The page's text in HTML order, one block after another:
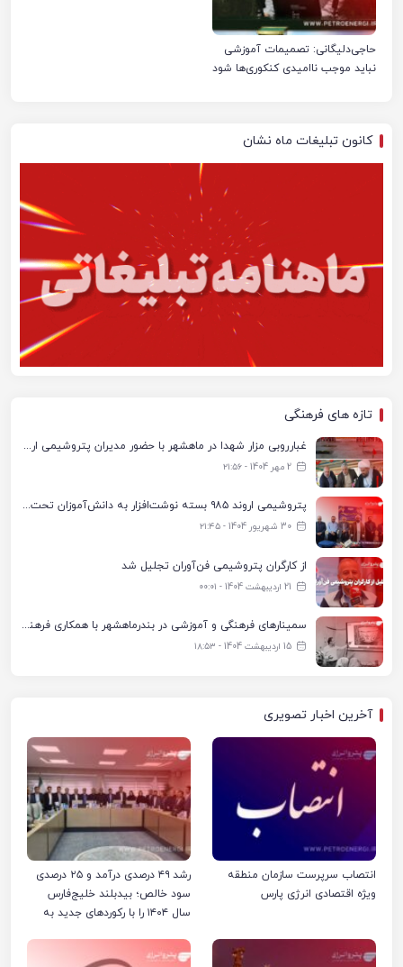
حاجی‌دلیگانی: تصمیمات آموزشی
نباید موجب ناامیدی کنکوری‌ها شود
کانون تبلیغات ماه نشان
تازه های فرهنگی
غبارروبی مزار شهدا در ماهشهر با حضور مدیران پتروشیمی اروند و مسئولان شهری
2 مهر 1404 - ۲۱:۵۶
پتروشیمی اروند ۹۸۵ بسته نوشت‌افزار به دانش‌آموزان تحت پوشش کمیته امداد بندرماهشهر اهدا کرد
30 شهریور 1404 - ۲۱:۴۵
از کارگران پتروشیمی فن‌آوران تجلیل شد
21 اردیبهشت 1404 - ۰۰:۰۱
سمینارهای فرهنگی و آموزشی در بندرماهشهر با همکاری فرهنگ‌سرای پتروشیمی مارون
15 اردیبهشت 1404 - ۱۸:۵۳
آخرین اخبار تصویری
انتصاب سرپرست سازمان منطقه
ویژه اقتصادی انرژی پارس
رشد ۴۹ درصدی درآمد و ۲۵ درصدی
سود خالص؛ بیدبلند خلیج‌فارس
سال ۱۴۰۴ را با رکوردهای جدید به